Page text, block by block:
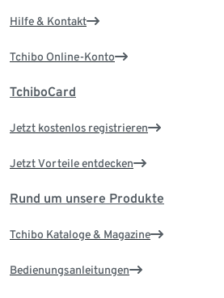
Hilfe & Kontakt
Tchibo Online-Konto
TchiboCard
Jetzt kostenlos registrieren
Jetzt Vorteile entdecken
Rund um unsere Produkte
Tchibo Kataloge & Magazine
Bedienungsanleitungen